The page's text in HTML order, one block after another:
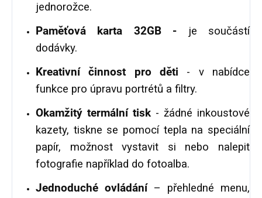
jednorožce.
Paměťová karta 32GB -
je součástí
dodávky.
Kreativní činnost pro děti - v nabídce
funkce pro úpravu portrétů a filtry.
Okamžitý termální tisk - žádné inkoustové
kazety, tiskne se pomocí tepla na speciální
papír, možnost vystavit si nebo nalepit
fotografie například do fotoalba.
Jednoduché ovládání– přehledné menu,